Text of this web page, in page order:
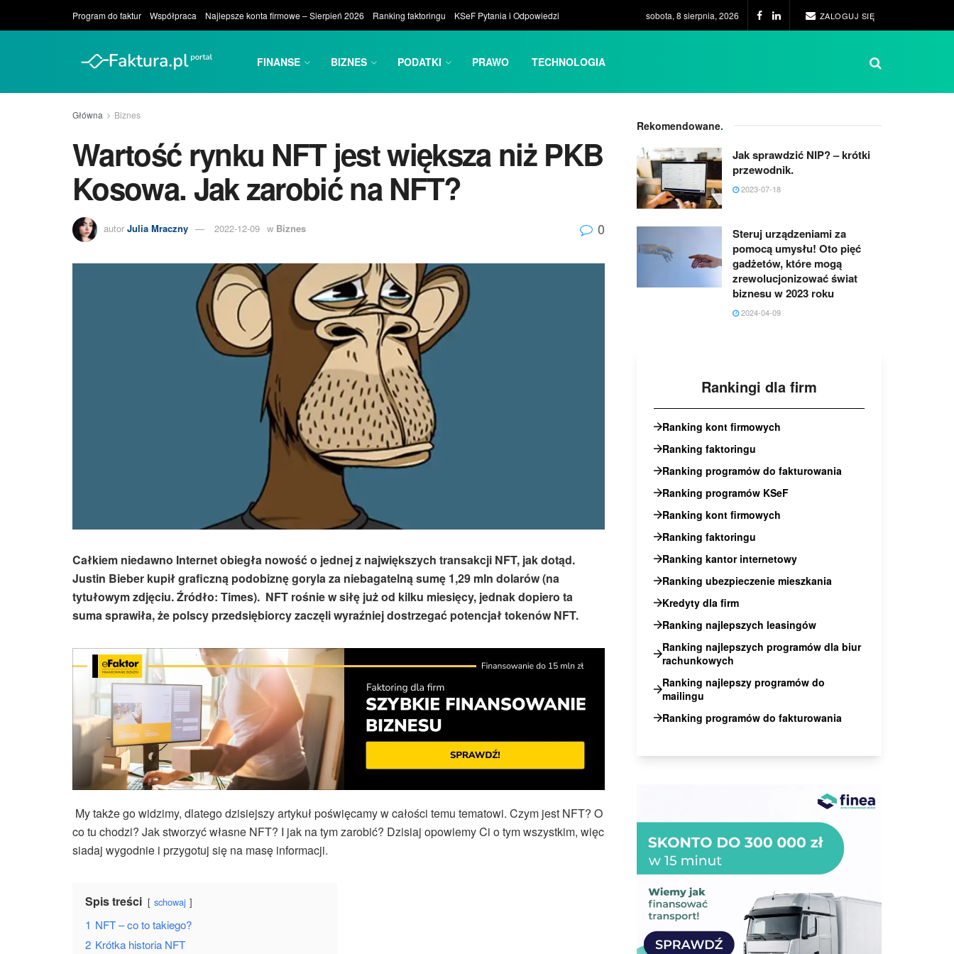
Program do faktur Współpraca Najlepsze konta firmowe – Sierpień 2026 Ranking faktoringu KSeF Pytania i Odpowiedzi sobota, 8 sierpnia, 2026 ZALOGUJ SIĘ
FINANSE BIZNES PODATKI PRAWO TECHNOLOGIA
Główna Biznes
Wartość rynku NFT jest większa niż PKB
Kosowa. Jak zarobić na NFT?
autor Julia Mraczny 2022-12-09 w Biznes 0
Całkiem niedawno Internet obiegła nowość o jednej z największych transakcji NFT, jak dotąd.
Justin Bieber kupił graficzną podobiznę goryla za niebagatelną sumę 1,29 mln dolarów (na
tytułowym zdjęciu. Źródło: Times). NFT rośnie w siłę już od kilku miesięcy, jednak dopiero ta
suma sprawiła, że polscy przedsiębiorcy zaczęli wyraźniej dostrzegać potencjał tokenów NFT.
My także go widzimy, dlatego dzisiejszy artykuł poświęcamy w całości temu tematowi. Czym jest NFT? O
co tu chodzi? Jak stworzyć własne NFT? I jak na tym zarobić? Dzisiaj opowiemy Ci o tym wszystkim, więc
siadaj wygodnie i przygotuj się na masę informacji.
Spis treści schowaj
1 NFT – co to takiego?
2 Krótka historia NFT
Rekomendowane.
Jak sprawdzić NIP? – krótki
przewodnik.
2023-07-18
Steruj urządzeniami za
pomocą umysłu! Oto pięć
gadżetów, które mogą
zrewolucjonizować świat
biznesu w 2023 roku
2024-04-09
Rankingi dla firm
Ranking kont firmowych
Ranking faktoringu
Ranking programów do fakturowania
Ranking programów KSeF
Ranking kont firmowych
Ranking faktoringu
Ranking kantor internetowy
Ranking ubezpieczenie mieszkania
Kredyty dla firm
Ranking najlepszych leasingów
Ranking najlepszych programów dla biur
rachunkowych
Ranking najlepszy programów do
mailingu
Ranking programów do fakturowania